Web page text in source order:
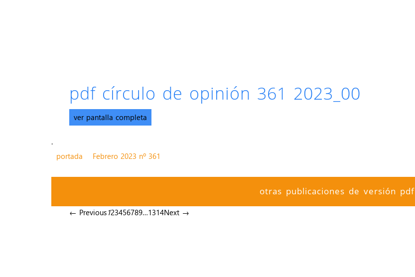
pdf círculo de opinión 361 2023_00
ver pantalla completa
.
portada
Febrero 2023 nº 361
otras publicaciones de versión pdf
← Previous123456789…1314Next →